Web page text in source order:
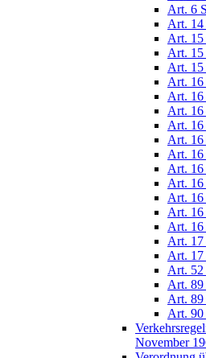
Art. 6
Art.
Art.
Art.
Art. 15
Art.
Art.
Art.
Art.
Art.
Art. 16
Art. 16
Art.
Art.
Art.
Art.
Art. 17
Art.
Art.
Art. 89
Art.
Art.
November